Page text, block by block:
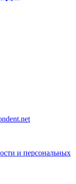
и персональных